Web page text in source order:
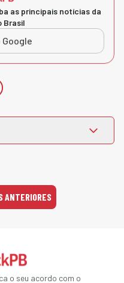
as principais notícias da
Brasil
ANTERIORES
o seu acordo com o